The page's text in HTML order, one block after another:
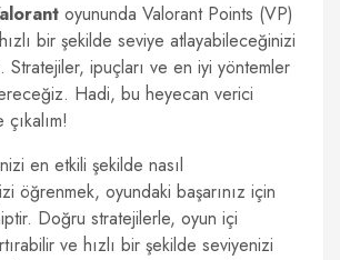
oyununda Valorant Points (VP)
bir şekilde seviye atlayabileceğinizi
Stratejiler, ipuçları ve en iyi yöntemler
Hadi, bu heyecan verici
en etkili şekilde nasıl
öğrenmek, oyundaki başarınız için
Doğru stratejilerle, oyun içi
ve hızlı bir şekilde seviyenizi